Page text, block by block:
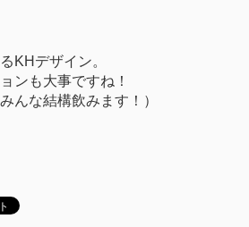
KHデザイン。
ンも大事ですね！
んな結構飲みます！）